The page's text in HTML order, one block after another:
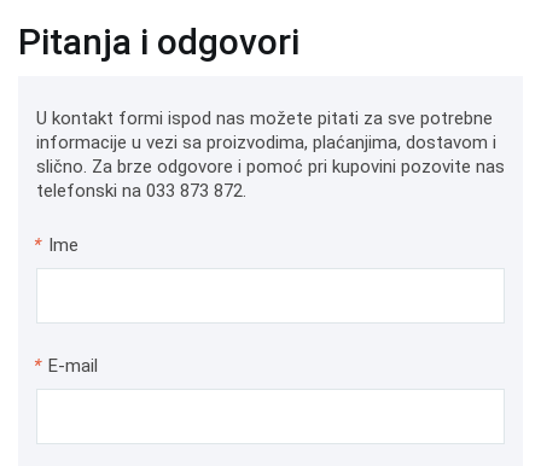
Pitanja i odgovori
U kontakt formi ispod nas možete pitati za sve potrebne
informacije u vezi sa proizvodima, plaćanjima, dostavom i
slično. Za brze odgovore i pomoć pri kupovini pozovite nas
telefonski na 033 873 872.
* Ime
* E-mail